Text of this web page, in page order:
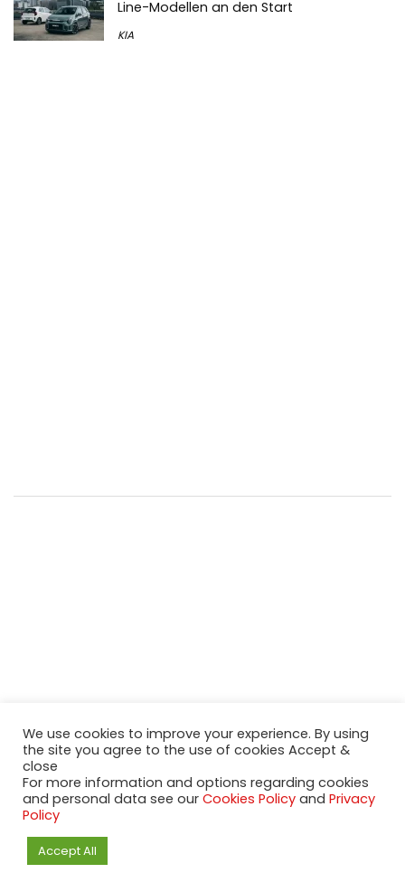
Line-Modellen an den Start
KIA
We use cookies to improve your experience. By using
the site you agree to the use of cookies Accept &
close
For more information and options regarding cookies
and personal data see our Cookies Policy and Privacy
Policy
Accept All